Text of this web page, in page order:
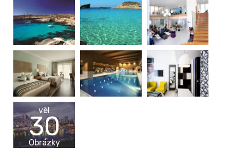
vēl
30
Obrázky